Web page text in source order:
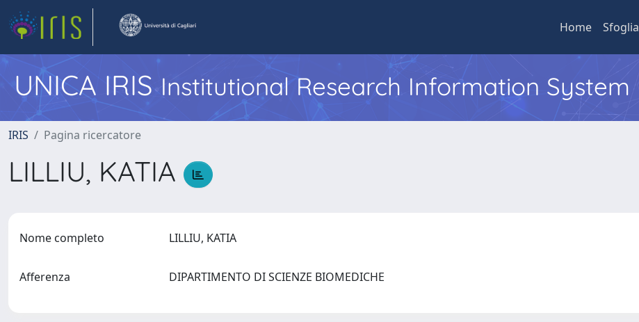
Home Sfoglia
UNICA IRISInstitutional Research Information System
IRIS Pagina ricercatore
LILLIU, KATIA
Nome completo LILLIU, KATIA
Afferenza DIPARTIMENTO DI SCIENZE BIOMEDICHE